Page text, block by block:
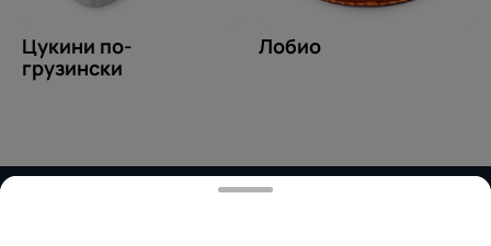
Цукини по-
грузински
Лобио